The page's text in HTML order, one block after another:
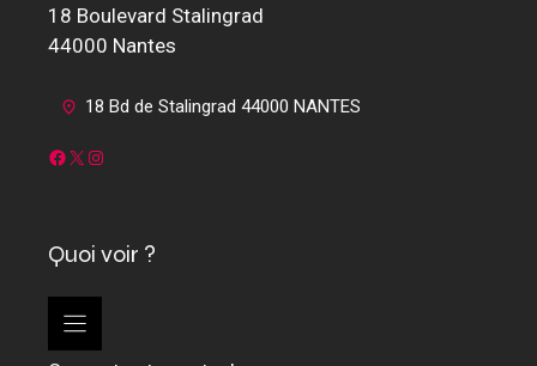
18 Boulevard Stalingrad
44000 Nantes
18 Bd de Stalingrad 44000 NANTES
Facebook
X Instagram
Quoi voir ?